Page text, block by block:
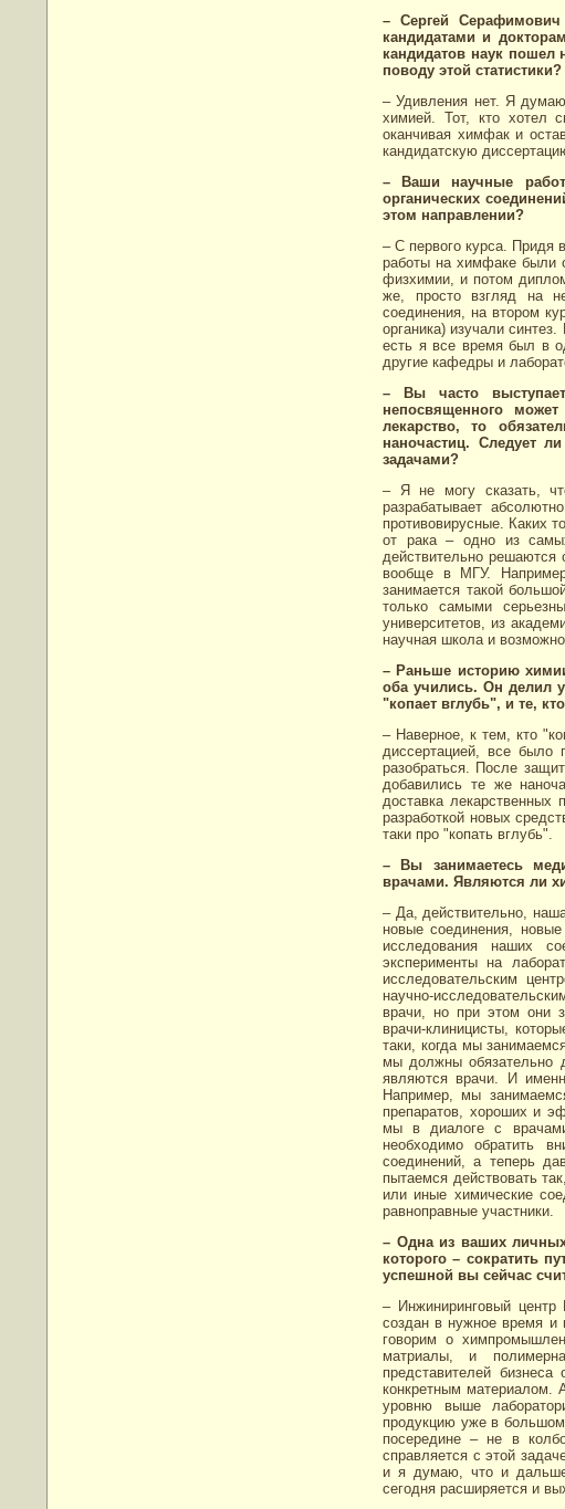
– Сергей
кандидатами и
кандидатов наук пошел
поводу этой
– Удивления нет. Я
химией. Тот, кто хотел
оканчивая химфак и
кандидатскую
– Ваши научные
органических
этом направлении?
– С первого курса. Придя
работы на химфаке были
физхимии, и потом
же, просто взгляд на
соединения, на втором
органика) изучали
есть я все время был в
другие кафедры и
– Вы часто
непосвященного
лекарство, то
наночастиц. Следует
задачами?
– Я не могу сказать,
разрабатывает
противовирусные. Каких
от рака – одно из
действительно
вообще в МГУ.
занимается такой
только самыми
университетов, из
научная школа и
– Раньше историю
оба учились. Он делил
"копает вглубь", и те,
– Наверное, к тем, кто
диссертацией, все было
разобраться. После
добавились те же
доставка
разработкой новых
таки про "копать вглубь".
– Вы занимаетесь
врачами. Являются ли
– Да, действительно,
новые соединения,
исследования наших
эксперименты на
исследовательским
научно-
врачи, но при этом они
врачи-клиницисты,
таки, когда мы
мы должны обязательно
являются врачи. И
Например, мы
препаратов, хороших и
мы в диалоге с
необходимо обратить
соединений, а теперь
пытаемся действовать
или иные химические
равноправные участники.
– Одна из ваших личных
которого – сократить
успешной вы сейчас
– Инжиниринговый
создан в нужное время и
говорим о
матриалы, и
представителей
конкретным материалом.
уровню выше
продукцию уже в большом
посередине – не в
справляется с этой
и я думаю, что и дальше
сегодня расширяется и